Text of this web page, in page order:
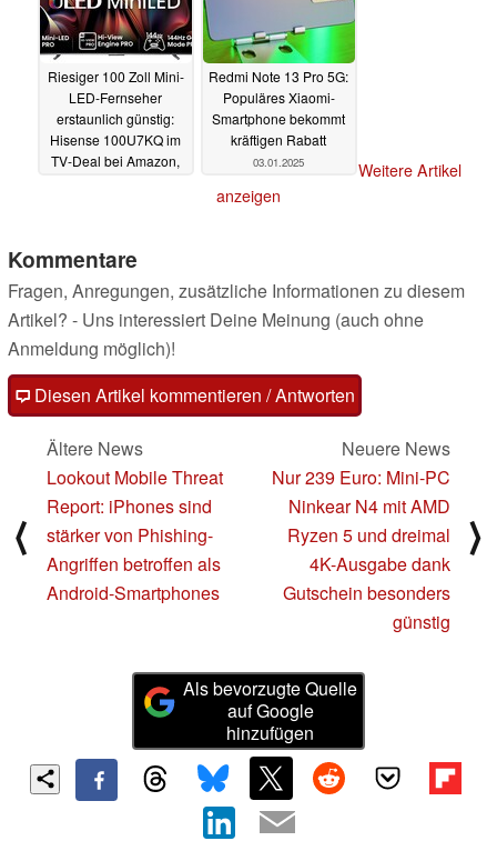
Riesiger 100 Zoll Mini-
LED-Fernseher
erstaunlich günstig:
Hisense 100U7KQ im
TV-Deal bei Amazon,
Redmi Note 13 Pro 5G:
Populäres Xiaomi-
Smartphone bekommt
kräftigen Rabatt
03.01.2025
Weitere Artikel
anzeigen
Kommentare
Fragen, Anregungen, zusätzliche Informationen zu diesem
Artikel? - Uns interessiert Deine Meinung (auch ohne
Anmeldung möglich)!
Diesen Artikel kommentieren / Antworten
⟨
Ältere News
Lookout Mobile Threat
Report: iPhones sind
stärker von Phishing-
Angriffen betroffen als
Android-Smartphones
Neuere News
Nur 239 Euro: Mini-PC
Ninkear N4 mit AMD
Ryzen 5 und dreimal
4K-Ausgabe dank
Gutschein besonders
günstig
⟩
Als bevorzugte Quelle
auf Google
hinzufügen